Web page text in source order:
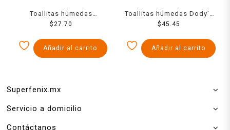
Toallitas húmedas
KleenBebé Suavelastic
$27.70
Añadir al carrito
Toallitas húmedas Dody’s
familiar 48 pzas
$45.45
Añadir al carrito
Superfenix.mx
Servicio a domicilio
Contáctanos